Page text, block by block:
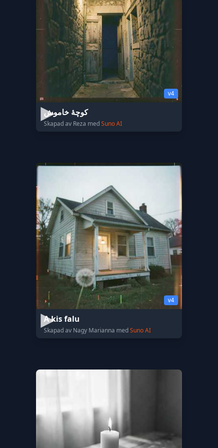
v4
کوچهٔ خاموش
Skapad av Reza medSuno AI
v4
A kis falu
Skapad av Nagy Marianna medSuno AI